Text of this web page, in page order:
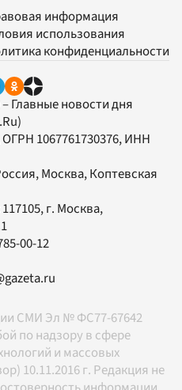
информация
использования
конфиденциальности
Главные новости дня
ОГРН 1067761730376, ИНН
Москва, Коптевская
117105, г. Москва,
00-12
СМИ Эл № ФС77-67642
по надзору в сфере
и массовых
10.11.2016 г. Редакция не